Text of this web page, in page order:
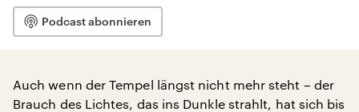
Podcast abonnieren
Auch wenn der Tempel längst nicht mehr steht – der
Brauch des Lichtes, das ins Dunkle strahlt, hat sich bis